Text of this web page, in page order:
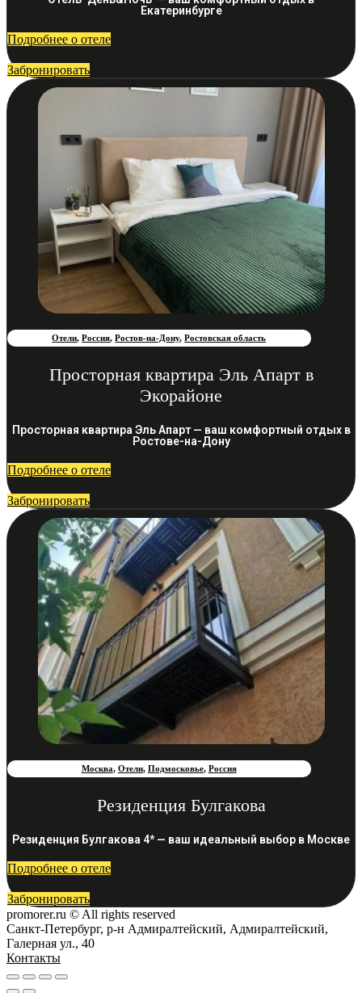
Екатеринбурге
Подробнее о отеле
Забронировать
Отели,Россия,Ростов-на-Дону,Ростовская область
Просторная квартира Эль Апарт в
Экорайоне
Просторная квартира Эль Апарт — ваш комфортный отдых в
Ростове-на-Дону
Подробнее о отеле
Забронировать
Москва, Отели, Подмосковье, Россия
Резиденция Булгакова
Резиденция Булгакова 4* — ваш идеальный выбор в Москве
Подробнее о отеле
Забронировать
promorer.ru © All rights reserved
Санкт-Петербург, р-н Адмиралтейский, Адмиралтейский,
Галерная ул., 40
Контакты